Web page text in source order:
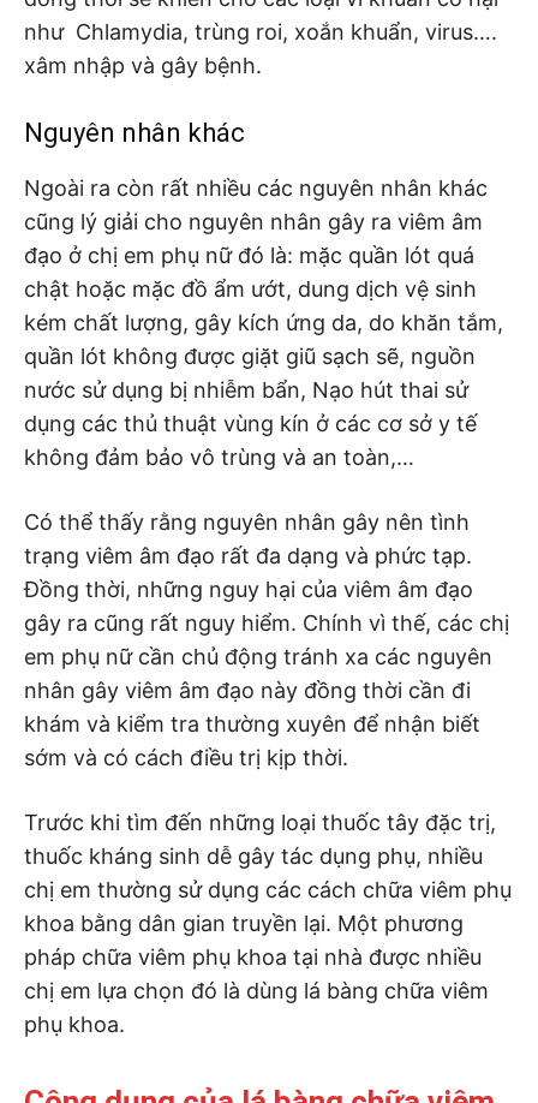
như Chlamydia, trùng roi, xoắn khuẩn, virus….
xâm nhập và gây bệnh.
Nguyên nhân khác
Ngoài ra còn rất nhiều các nguyên nhân khác
cũng lý giải cho nguyên nhân gây ra viêm âm
đạo ở chị em phụ nữ đó là: mặc quần lót quá
chật hoặc mặc đồ ẩm ướt, dung dịch vệ sinh
kém chất lượng, gây kích ứng da, do khăn tắm,
quần lót không được giặt giũ sạch sẽ, nguồn
nước sử dụng bị nhiễm bẩn, Nạo hút thai sử
dụng các thủ thuật vùng kín ở các cơ sở y tế
không đảm bảo vô trùng và an toàn,…
Có thể thấy rằng nguyên nhân gây nên tình
trạng viêm âm đạo rất đa dạng và phức tạp.
Đồng thời, những nguy hại của viêm âm đạo
gây ra cũng rất nguy hiểm. Chính vì thế, các chị
em phụ nữ cần chủ động tránh xa các nguyên
nhân gây viêm âm đạo này đồng thời cần đi
khám và kiểm tra thường xuyên để nhận biết
sớm và có cách điều trị kịp thời.
Trước khi tìm đến những loại thuốc tây đặc trị,
thuốc kháng sinh dễ gây tác dụng phụ, nhiều
chị em thường sử dụng các cách chữa viêm phụ
khoa bằng dân gian truyền lại. Một phương
pháp chữa viêm phụ khoa tại nhà được nhiều
chị em lựa chọn đó là dùng lá bàng chữa viêm
phụ khoa.